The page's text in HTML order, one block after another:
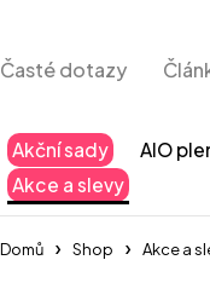
Časté dotazy
Akční sady AIO
Akce a slevy
Domů Shop Akce a